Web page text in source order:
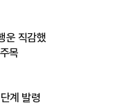
운 직감했
목
계 발령